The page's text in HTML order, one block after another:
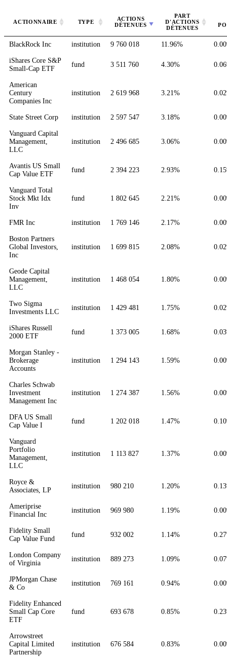
ACTIONNAIRE TYPE
ACTIONS
DÉTENUES
PART
D'ACTIONS
DÉTENUES
BlackRock Inc institution 9 760 018 11.96%
iShares Core S&P
Small-Cap ETF
fund 3 511 760 4.30%
American
Century
Companies Inc
institution 2 619 968 3.21%
State Street Corp institution 2 597 547 3.18%
Vanguard Capital
Management,
LLC
institution 2 496 685 3.06%
Avantis US Small
Cap Value ETF
fund 2 394 223 2.93%
Vanguard Total
Stock Mkt Idx
Inv
fund 1 802 645 2.21%
FMR Inc institution 1 769 146 2.17%
Boston Partners
Global Investors,
Inc
institution 1 699 815 2.08%
Geode Capital
Management,
LLC
institution 1 468 054 1.80%
Two Sigma
Investments LLC
institution 1 429 481 1.75%
iShares Russell
2000 ETF
fund 1 373 005 1.68%
Morgan Stanley -
Brokerage
Accounts
institution 1 294 143 1.59%
Charles Schwab
Investment
Management Inc
institution 1 274 387 1.56%
DFA US Small
Cap Value I
fund 1 202 018 1.47%
Vanguard
Portfolio
Management,
LLC
institution 1 113 827 1.37%
Royce &
Associates, LP
institution 980 210 1.20%
Ameriprise
Financial Inc
institution 969 980 1.19%
Fidelity Small
Cap Value Fund
fund 932 002 1.14%
London Company
of Virginia
institution 889 273 1.09%
JPMorgan Chase
& Co
institution 769 161 0.94%
Fidelity Enhanced
Small Cap Core
ETF
fund 693 678 0.85%
Arrowstreet
Capital Limited
Partnership
institution 676 584 0.83%